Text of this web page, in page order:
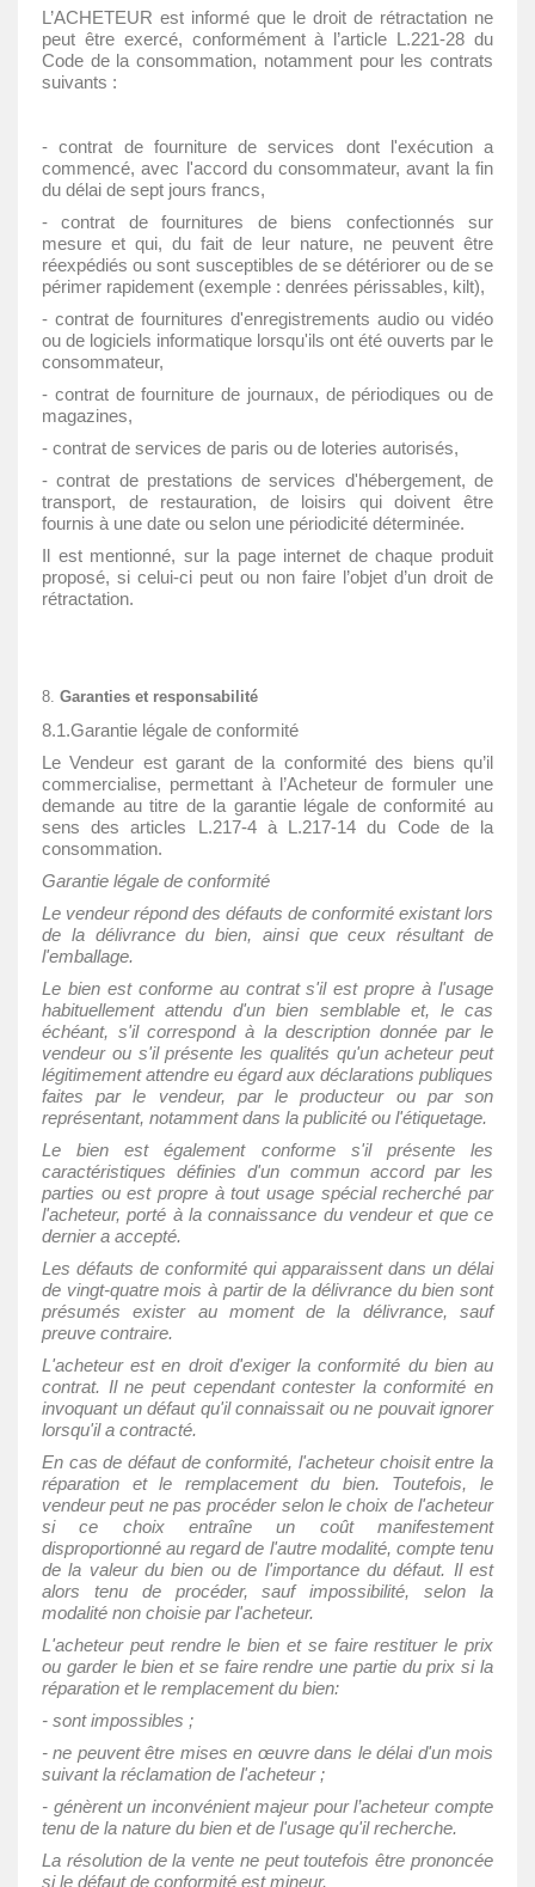
L’ACHETEUR est informé que le droit de rétractation ne
peut être exercé, conformément à l’article L.221-28 du
Code de la consommation, notamment pour les contrats
suivants :
- contrat de fourniture de services dont l'exécution a
commencé, avec l'accord du consommateur, avant la fin
du délai de sept jours francs,
- contrat de fournitures de biens confectionnés sur
mesure et qui, du fait de leur nature, ne peuvent être
réexpédiés ou sont susceptibles de se détériorer ou de se
périmer rapidement (exemple : denrées périssables, kilt),
- contrat de fournitures d'enregistrements audio ou vidéo
ou de logiciels informatique lorsqu'ils ont été ouverts par le
consommateur,
- contrat de fourniture de journaux, de périodiques ou de
magazines,
- contrat de services de paris ou de loteries autorisés,
- contrat de prestations de services d'hébergement, de
transport, de restauration, de loisirs qui doivent être
fournis à une date ou selon une périodicité déterminée.
Il est mentionné, sur la page internet de chaque produit
proposé, si celui-ci peut ou non faire l’objet d’un droit de
rétractation.
Garanties et responsabilité
8.1.Garantie légale de conformité
Le Vendeur est garant de la conformité des biens qu’il
commercialise, permettant à l’Acheteur de formuler une
demande au titre de la garantie légale de conformité au
sens des articles L.217-4 à L.217-14 du Code de la
consommation.
Garantie légale de conformité
Le vendeur répond des défauts de conformité existant lors
de la délivrance du bien, ainsi que ceux résultant de
l'emballage.
Le bien est conforme au contrat s'il est propre à l'usage
habituellement attendu d'un bien semblable et, le cas
échéant, s'il correspond à la description donnée par le
vendeur ou s'il présente les qualités qu'un acheteur peut
légitimement attendre eu égard aux déclarations publiques
faites par le vendeur, par le producteur ou par son
représentant, notamment dans la publicité ou l'étiquetage.
Le bien est également conforme s'il présente les
caractéristiques définies d'un commun accord par les
parties ou est propre à tout usage spécial recherché par
l'acheteur, porté à la connaissance du vendeur et que ce
dernier a accepté.
Les défauts de conformité qui apparaissent dans un délai
de vingt-quatre mois à partir de la délivrance du bien sont
présumés exister au moment de la délivrance, sauf
preuve contraire.
L'acheteur est en droit d'exiger la conformité du bien au
contrat. Il ne peut cependant contester la conformité en
invoquant un défaut qu'il connaissait ou ne pouvait ignorer
lorsqu'il a contracté.
En cas de défaut de conformité, l'acheteur choisit entre la
réparation et le remplacement du bien. Toutefois, le
vendeur peut ne pas procéder selon le choix de l'acheteur
si ce choix entraîne un coût manifestement
disproportionné au regard de l'autre modalité, compte tenu
de la valeur du bien ou de l'importance du défaut. Il est
alors tenu de procéder, sauf impossibilité, selon la
modalité non choisie par l'acheteur.
L'acheteur peut rendre le bien et se faire restituer le prix
ou garder le bien et se faire rendre une partie du prix si la
réparation et le remplacement du bien:
- sont impossibles ;
- ne peuvent être mises en œuvre dans le délai d'un mois
suivant la réclamation de l'acheteur ;
- génèrent un inconvénient majeur pour l’acheteur compte
tenu de la nature du bien et de l'usage qu'il recherche.
La résolution de la vente ne peut toutefois être prononcée
si le défaut de conformité est mineur.